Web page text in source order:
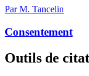
Par M. Tancelin
Consentement
Outils de